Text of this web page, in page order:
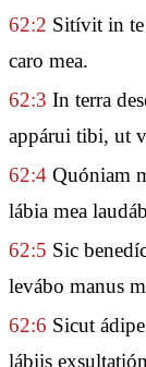
62:2 Sitívit in
caro mea.
62:3 In terra
appárui tibi, ut
62:4 Quóniam
lábia mea
62:5 Sic
levábo manus
62:6 Sicut
lábiis